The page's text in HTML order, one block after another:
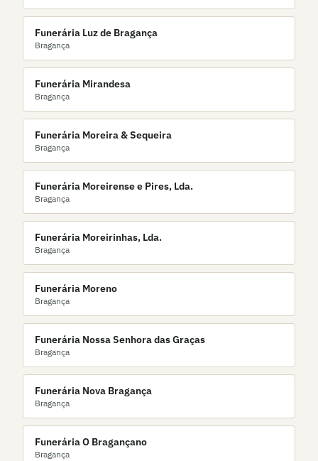
Funerária Luz de Bragança
Bragança
Funerária Mirandesa
Bragança
Funerária Moreira & Sequeira
Bragança
Funerária Moreirense e Pires, Lda.
Bragança
Funerária Moreirinhas, Lda.
Bragança
Funerária Moreno
Bragança
Funerária Nossa Senhora das Graças
Bragança
Funerária Nova Bragança
Bragança
Funerária O Bragançano
Bragança